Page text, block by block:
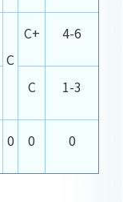
C
C+ 4-6
C 1-3
0 0 0